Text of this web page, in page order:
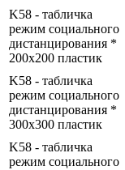
K58 - табличка
режим социального
дистанцирования *
200x200 пластик
K58 - табличка
режим социального
дистанцирования *
300x300 пластик
K58 - табличка
режим социального